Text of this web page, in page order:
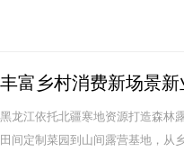
丰富乡村消费新场景新
黑龙江依托北疆寒地资源打造森林
田间定制菜园到山间露营基地，从